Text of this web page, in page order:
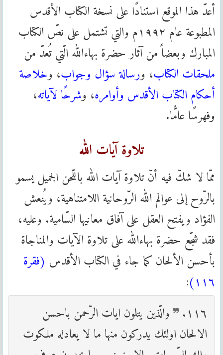
أعدّ هذا الموقع استنادًا على نسخة الكتاب الأقدس
المطبوعة عام ۱۹۹۲م والتي تشتمل على نصّ الكتاب
المبارك وبعضاً من آثار حضرة بهاءالله الّتي تُعدّ من
ملحقات الكتاب، ورسالة سؤال وجواب، وخلاصة
أحكام الكتاب الأقدس وأوامره، وشرحًا لآياته،
وفهرسًا عامًّا.
تلاوة آيات الله
ممّا لا شكّ فيه أنّ تلاوة آيات الله باللّحن الجميل يسمو
بالرّوح إلى عوالم الله الرّوحانية اللامتناهية، ويُنعش
الفؤاد ويفتح العقل على آفاق معانيها السّامية. وعليه،
فقد شجّع حضرة بهاءالله على تلاوة الآيات والمناجاة
بأحسن الألحان كما جاء في الكتاب الأقدس (فقرة
۱۱٦) :
۱۱٦.
والّذين يتلون ايات الرّحمن باحسن
الالحان اولئك يدركون منها ما لا يعادله ملكوت